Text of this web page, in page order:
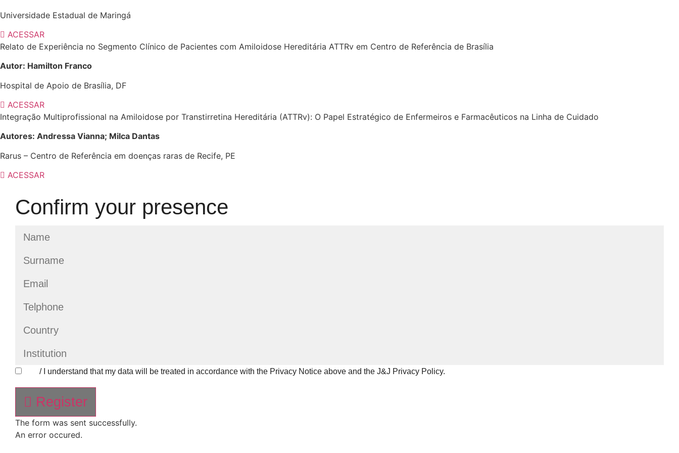
Universidade Estadual de Maringá
ACESSAR
Relato de Experiência no Segmento Clínico de Pacientes com Amiloidose Hereditária ATTRv em Centro de Referência de Brasília
Autor: Hamilton Franco
Hospital de Apoio de Brasília, DF
ACESSAR
Integração Multiprofissional na Amiloidose por Transtirretina Hereditária (ATTRv): O Papel Estratégico de Enfermeiros e Farmacêuticos na Linha de Cuidado
Autores: Andressa Vianna; Milca Dantas
Rarus – Centro de Referência em doenças raras de Recife, PE
ACESSAR
Confirm your presence
/ I understand that my data will be treated in accordance with the Privacy Notice above and the J&J Privacy Policy.
Register
The form was sent successfully.
An error occured.